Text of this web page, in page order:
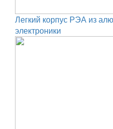
Легкий корпус РЭА из
электроники